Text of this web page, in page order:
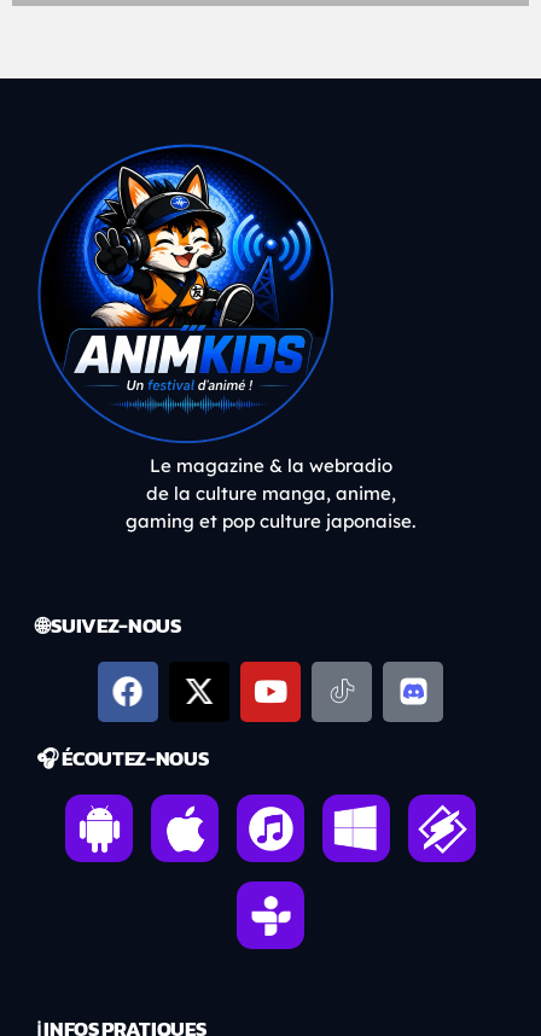
Le magazine & la webradio
de la culture manga, anime,
gaming et pop culture japonaise.
🌐 SUIVEZ-NOUS
🎧 ÉCOUTEZ-NOUS
ℹ️ INFOS PRATIQUES